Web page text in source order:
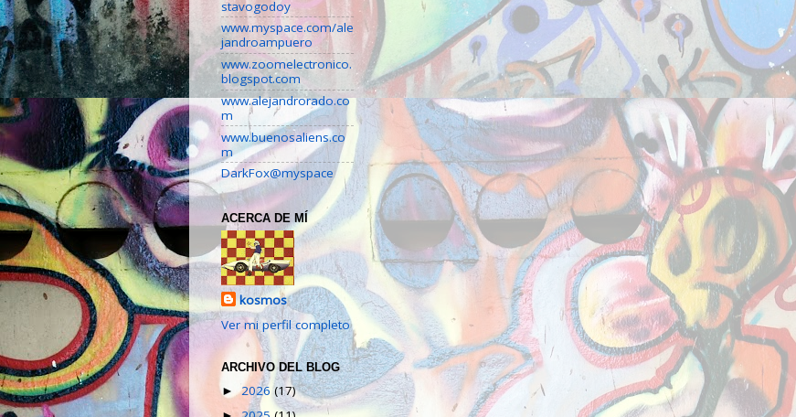
stavogodoy
www.myspace.com/ale
jandroampuero
www.zoomelectronico.
blogspot.com
www.alejandrorado.co
m
www.buenosaliens.co
m
DarkFox@myspace
ACERCA DE MÍ
kosmos
Ver mi perfil completo
ARCHIVO DEL BLOG
►2026 (17)